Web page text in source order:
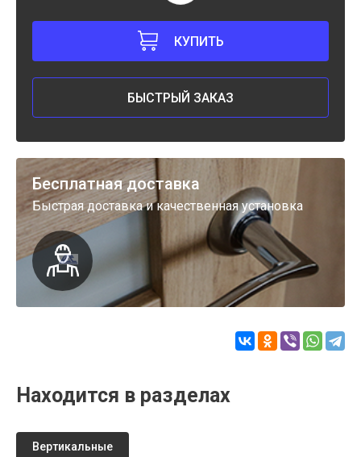
КУПИТЬ
БЫСТРЫЙ ЗАКАЗ
Бесплатная доставка
Быстрая доставка и качественная установка
Находится в разделах
Вертикальные